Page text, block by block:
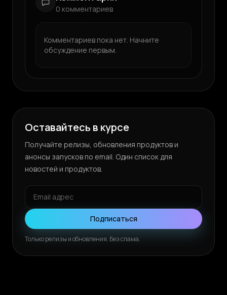
0 комментариев
Комментариев пока нет. Начните
обсуждение первым.
Оставайтесь в курсе
Получайте релизы, обновления продуктов и
анонсы запусков по email. Один список для
новостей и продуктов.
Подписаться
Только релизы и обновления. Без спама.